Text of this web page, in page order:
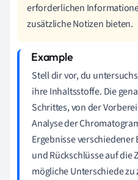
erforderlichen
zusätzliche Notizen bieten.
Stell dir vor, du
ihre Inhaltsstoffe. Die
Schrittes, von der
Analyse der
Ergebnisse
und Rückschlüsse auf die
mögliche Unterschiede zu